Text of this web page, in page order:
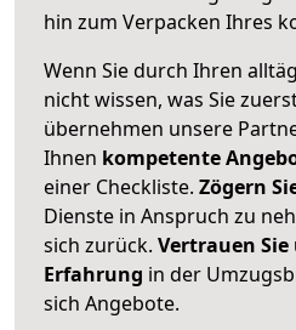
hin zum Verpacken Ihres
Wenn Sie durch Ihren
nicht wissen, was Sie
übernehmen unsere
Ihnen kompetente
einer Checkliste. Zögern
Dienste in Anspruch zu
sich zurück. Vertrauen Sie
Erfahrung in der
sich Angebote.